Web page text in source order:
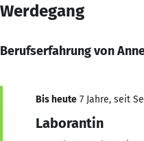
Werdegang
Berufserfahrung von
Bis heute 7 Jahre, seit
Laborantin